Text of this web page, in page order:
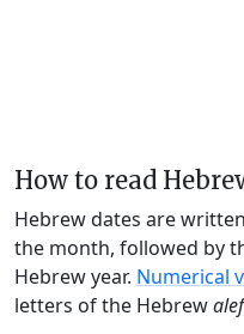
How to read
Hebrew dates are
the month, followed by
Hebrew year. Numerical
letters of the Hebrew